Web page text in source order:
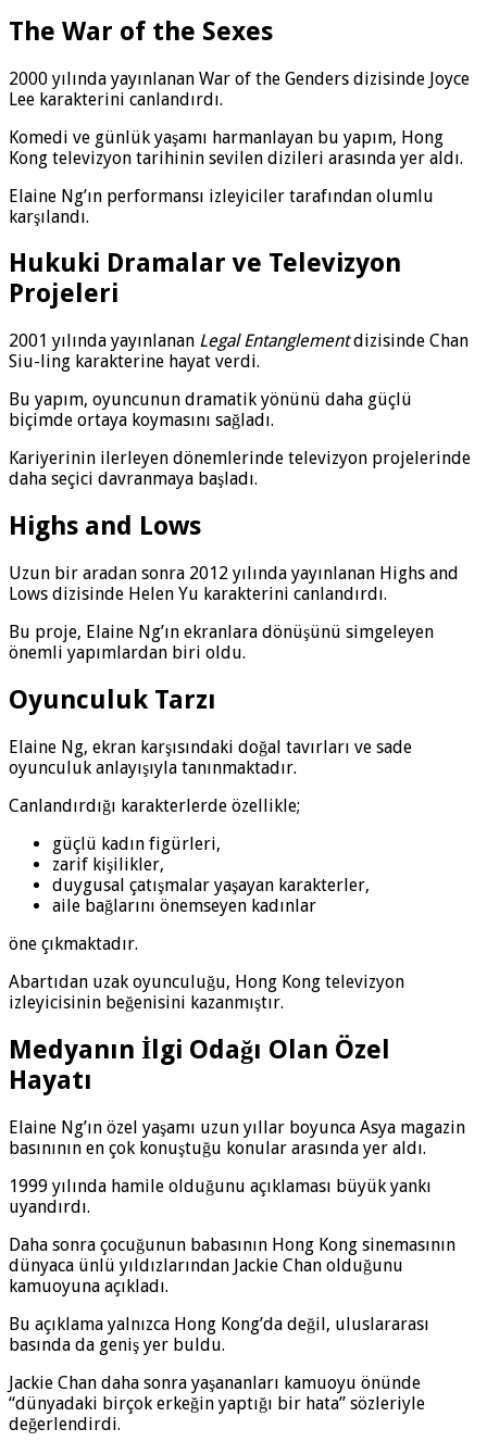
The War of the Sexes
2000 yılında yayınlanan War of the Genders dizisinde Joyce
Lee karakterini canlandırdı.
Komedi ve günlük yaşamı harmanlayan bu yapım, Hong
Kong televizyon tarihinin sevilen dizileri arasında yer aldı.
Elaine Ng’ın performansı izleyiciler tarafından olumlu
karşılandı.
Hukuki Dramalar ve Televizyon
Projeleri
2001 yılında yayınlanan Legal Entanglementdizisinde Chan
Siu-ling karakterine hayat verdi.
Bu yapım, oyuncunun dramatik yönünü daha güçlü
biçimde ortaya koymasını sağladı.
Kariyerinin ilerleyen dönemlerinde televizyon projelerinde
daha seçici davranmaya başladı.
Highs and Lows
Uzun bir aradan sonra 2012 yılında yayınlanan Highs and
Lows dizisinde Helen Yu karakterini canlandırdı.
Bu proje, Elaine Ng’ın ekranlara dönüşünü simgeleyen
önemli yapımlardan biri oldu.
Oyunculuk Tarzı
Elaine Ng, ekran karşısındaki doğal tavırları ve sade
oyunculuk anlayışıyla tanınmaktadır.
Canlandırdığı karakterlerde özellikle;
güçlü kadın figürleri,
zarif kişilikler,
duygusal çatışmalar yaşayan karakterler,
aile bağlarını önemseyen kadınlar
öne çıkmaktadır.
Abartıdan uzak oyunculuğu, Hong Kong televizyon
izleyicisinin beğenisini kazanmıştır.
Medyanın İlgi Odağı Olan Özel
Hayatı
Elaine Ng’ın özel yaşamı uzun yıllar boyunca Asya magazin
basınının en çok konuştuğu konular arasında yer aldı.
1999 yılında hamile olduğunu açıklaması büyük yankı
uyandırdı.
Daha sonra çocuğunun babasının Hong Kong sinemasının
dünyaca ünlü yıldızlarından Jackie Chan olduğunu
kamuoyuna açıkladı.
Bu açıklama yalnızca Hong Kong’da değil, uluslararası
basında da geniş yer buldu.
Jackie Chan daha sonra yaşananları kamuoyu önünde
“dünyadaki birçok erkeğin yaptığı bir hata” sözleriyle
değerlendirdi.